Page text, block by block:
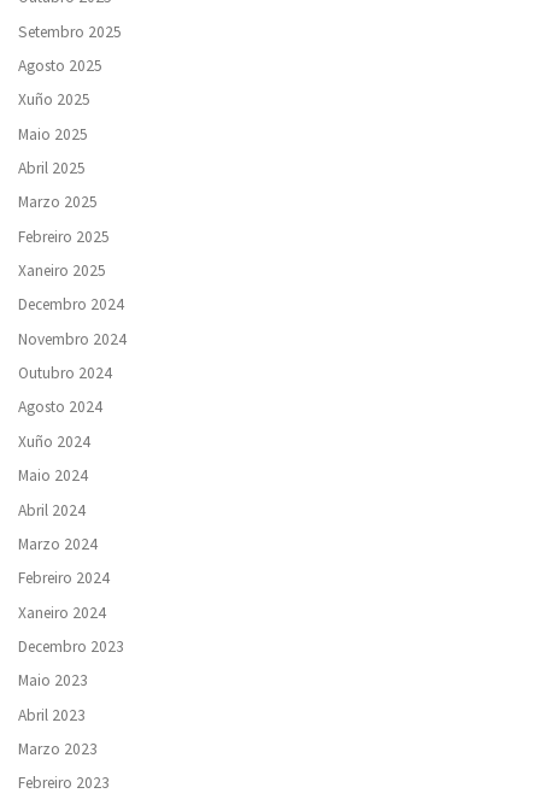
Setembro 2025
Agosto 2025
Xuño 2025
Maio 2025
Abril 2025
Marzo 2025
Febreiro 2025
Xaneiro 2025
Decembro 2024
Novembro 2024
Outubro 2024
Agosto 2024
Xuño 2024
Maio 2024
Abril 2024
Marzo 2024
Febreiro 2024
Xaneiro 2024
Decembro 2023
Maio 2023
Abril 2023
Marzo 2023
Febreiro 2023